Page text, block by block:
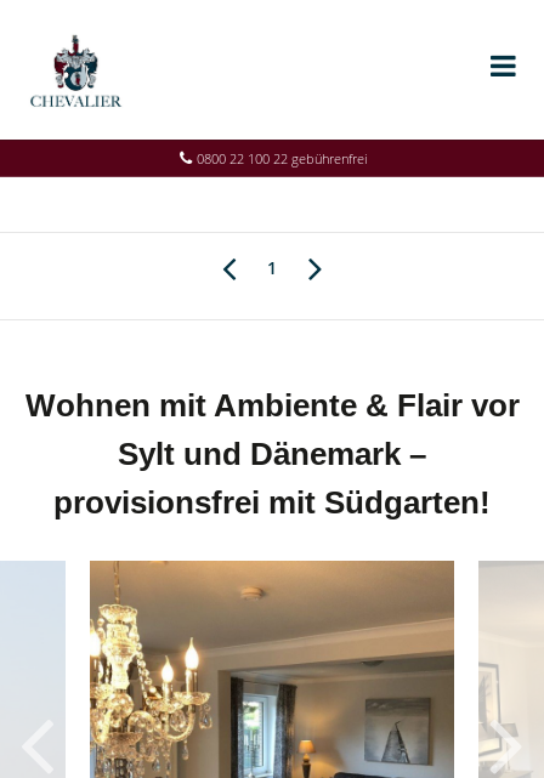
0800 22 100 22 gebührenfrei
1
Wohnen mit Ambiente & Flair vor
Sylt und Dänemark –
provisionsfrei mit Südgarten!